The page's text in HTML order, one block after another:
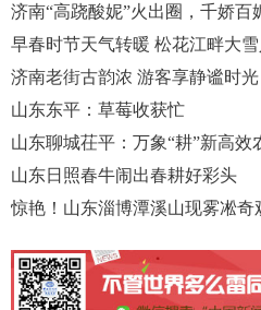
济南“高跷酸妮”火出圈，千娇百
早春时节天气转暖 松花江畔大
济南老街古韵浓 游客享静谧时光
山东东平：草莓收获忙
山东聊城茌平：万象“耕”新高效
山东日照春牛闹出春耕好彩头
惊艳！山东淄博潭溪山现雾凇奇